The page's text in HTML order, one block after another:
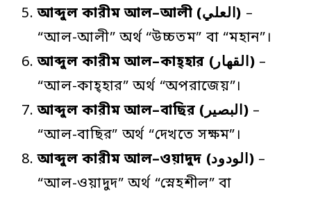
আব্দুল কারীম আল–আলী (العلي) –
“আল-আলী” অর্থ “উচ্চতম” বা “মহান”।
আব্দুল কারীম আল–কাহ্হার (القھار) –
“আল-কাহ্হার” অর্থ “অপরাজেয়”।
আব্দুল কারীম আল–বাছির (البصير) –
“আল-বাছির” অর্থ “দেখতে সক্ষম”।
আব্দুল কারীম আল–ওয়াদুদ (الودود) –
“আল-ওয়াদুদ” অর্থ “স্নেহশীল” বা